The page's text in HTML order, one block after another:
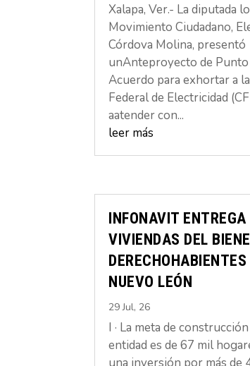
Xalapa, Ver.- La diputada
Movimiento Ciudadano,
Córdova Molina, presentó
unAnteproyecto de Punto
Acuerdo para exhortar a
Federal de Electricidad
aatender con...
leer más
INFONAVIT ENTREGA
VIVIENDAS DEL
DERECHOHABIENTES
NUEVO LEÓN
29 Jul, 26
I · La meta de
entidad es de 67 mil
una inversión por más de